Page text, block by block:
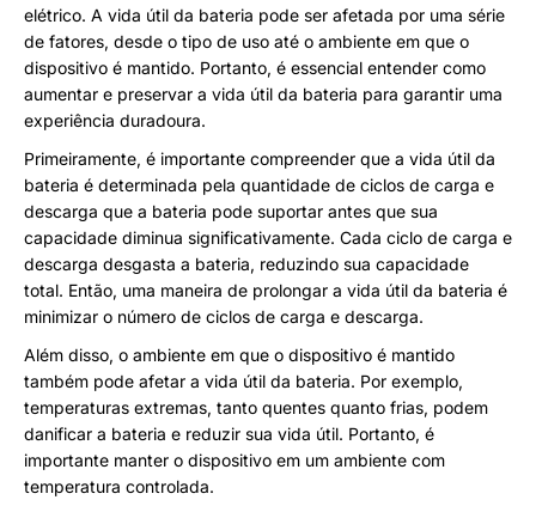
elétrico. A vida útil da bateria pode ser afetada por uma série
de fatores, desde o tipo de uso até o ambiente em que o
dispositivo é mantido. Portanto, é essencial entender como
aumentar e preservar a vida útil da bateria para garantir uma
experiência duradoura.
Primeiramente, é importante compreender que a vida útil da
bateria é determinada pela quantidade de ciclos de carga e
descarga que a bateria pode suportar antes que sua
capacidade diminua significativamente. Cada ciclo de carga e
descarga desgasta a bateria, reduzindo sua capacidade
total. Então, uma maneira de prolongar a vida útil da bateria é
minimizar o número de ciclos de carga e descarga.
Além disso, o ambiente em que o dispositivo é mantido
também pode afetar a vida útil da bateria. Por exemplo,
temperaturas extremas, tanto quentes quanto frias, podem
danificar a bateria e reduzir sua vida útil. Portanto, é
importante manter o dispositivo em um ambiente com
temperatura controlada.